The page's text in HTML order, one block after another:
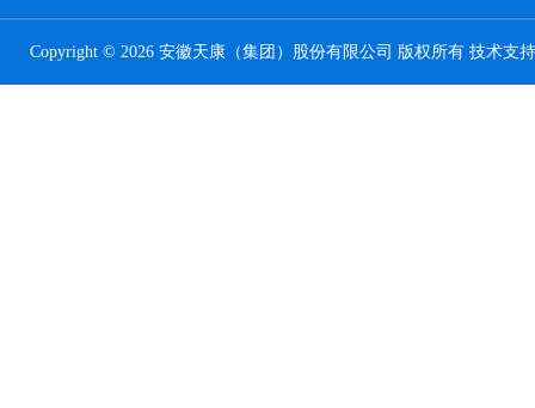
Copyright © 2026 安徽天康（集团）股份有限公司 版权所有 技术支